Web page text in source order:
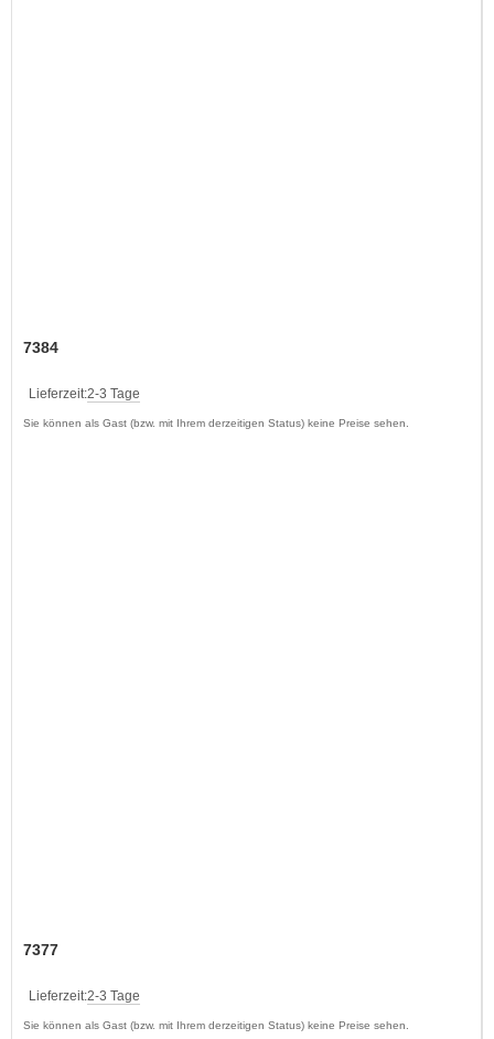
7384
Lieferzeit:2-3 Tage
Sie können als Gast (bzw. mit Ihrem derzeitigen Status) keine Preise sehen.
7377
Lieferzeit:2-3 Tage
Sie können als Gast (bzw. mit Ihrem derzeitigen Status) keine Preise sehen.